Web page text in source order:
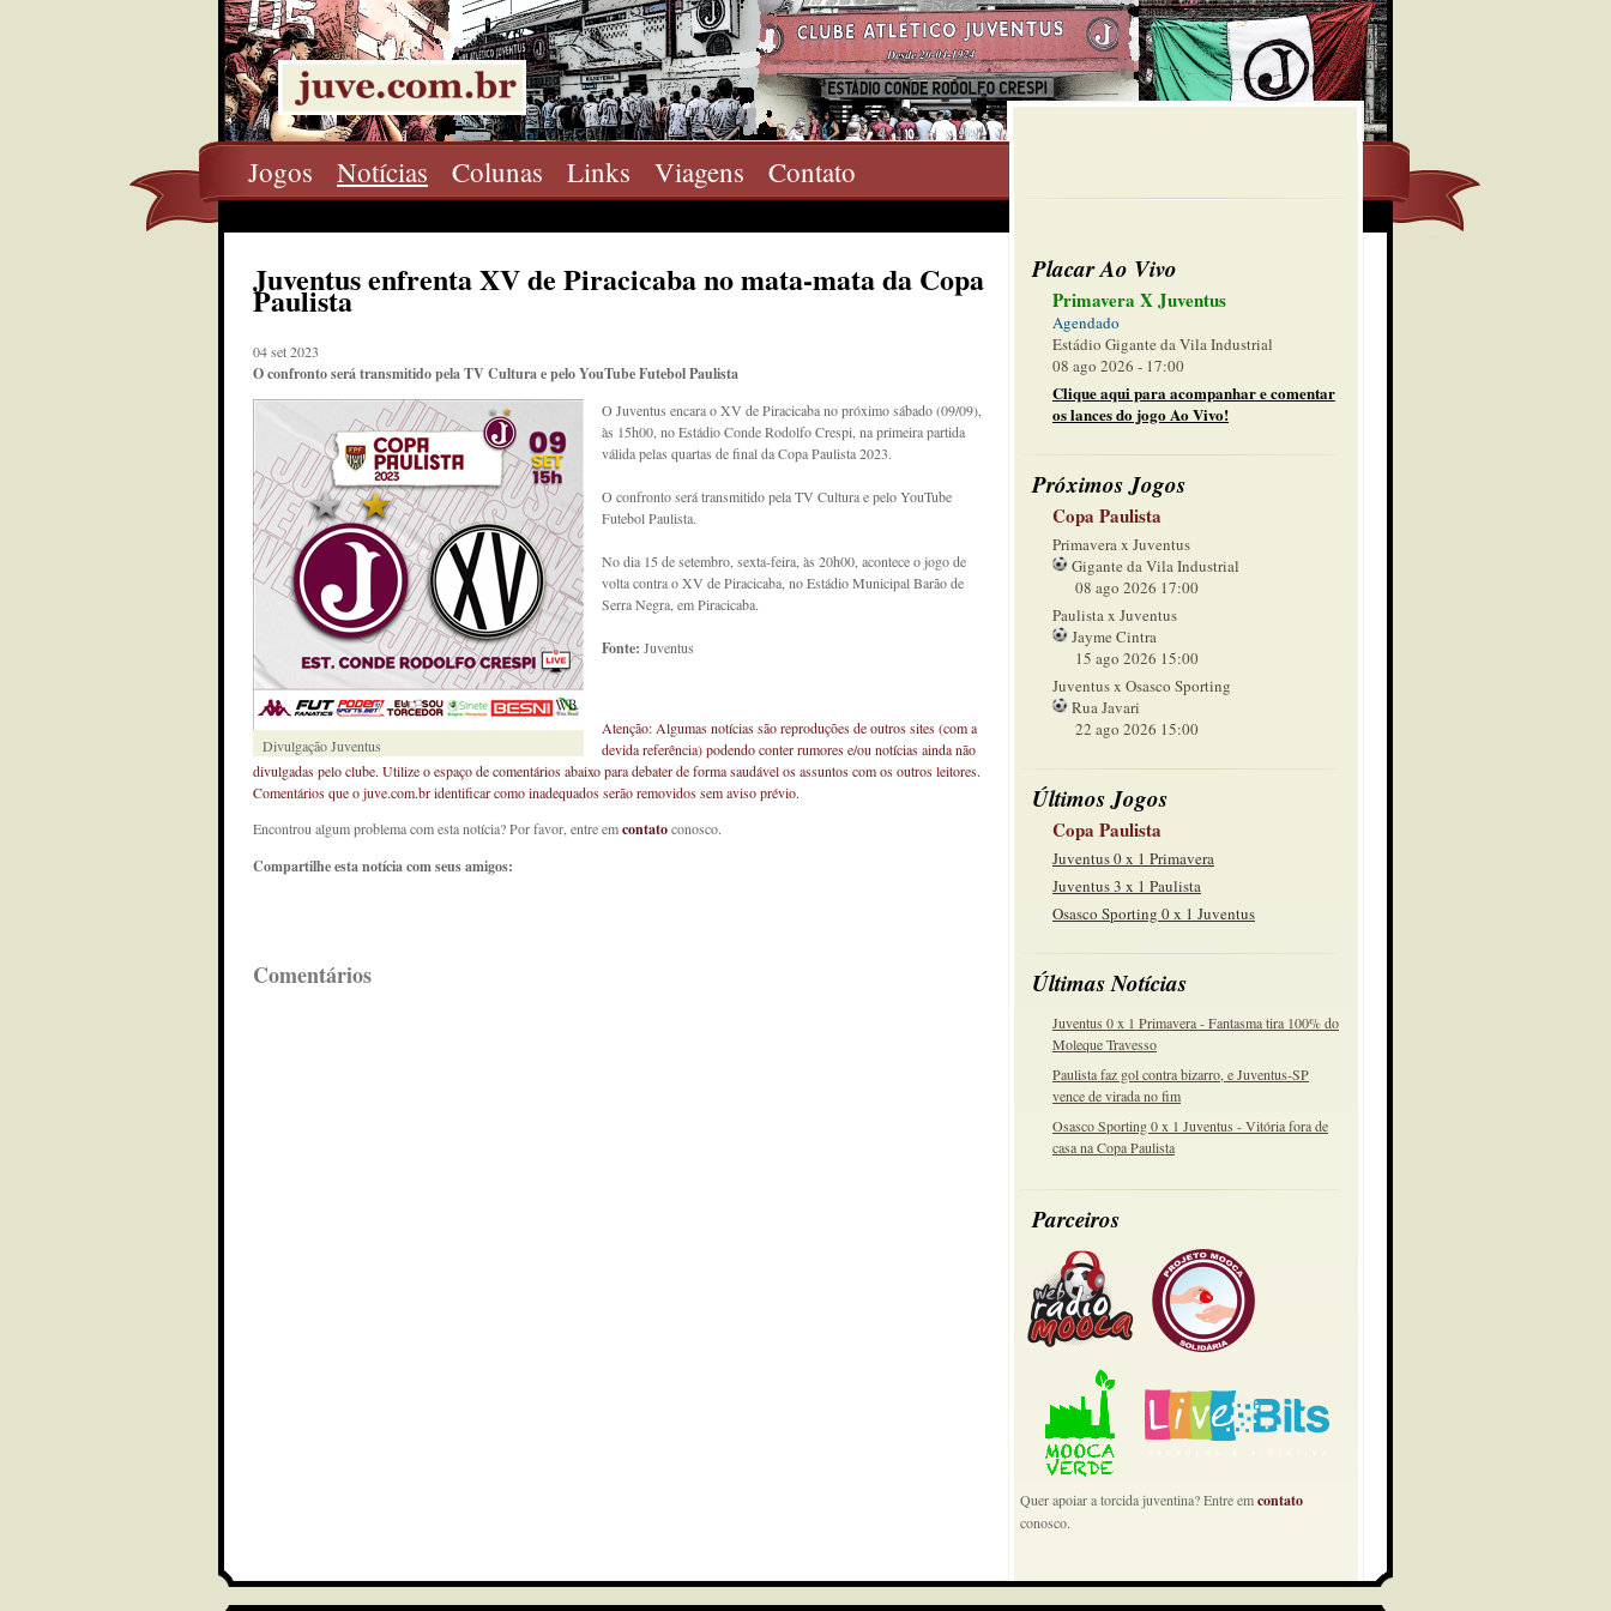
Jogos Notícias Colunas Links Viagens Contato
Placar Ao Vivo
Primavera X Juventus
Agendado
Estádio Gigante da Vila Industrial
08 ago 2026 - 17:00
Clique aqui para acompanhar e comentar
os lances do jogo Ao Vivo!
Próximos Jogos
Copa Paulista
Primavera x Juventus
Gigante da Vila Industrial
08 ago 2026 17:00
Paulista x Juventus
Jayme Cintra
15 ago 2026 15:00
Juventus x Osasco Sporting
Rua Javari
22 ago 2026 15:00
Últimos Jogos
Copa Paulista
Juventus 0 x 1 Primavera
Juventus 3 x 1 Paulista
Osasco Sporting 0 x 1 Juventus
Últimas Notícias
Juventus 0 x 1 Primavera - Fantasma tira 100% do
Moleque Travesso
Paulista faz gol contra bizarro, e Juventus-SP
vence de virada no fim
Osasco Sporting 0 x 1 Juventus - Vitória fora de
casa na Copa Paulista
Parceiros
Quer apoiar a torcida juventina? Entre emcontato
conosco.
Juventus enfrenta XV de Piracicaba no mata-mata da Copa
Paulista
04 set 2023
O confronto será transmitido pela TV Cultura e pelo YouTube Futebol Paulista
Divulgação Juventus
O Juventus encara o XV de Piracicaba no próximo sábado (09/09),
às 15h00, no Estádio Conde Rodolfo Crespi, na primeira partida
válida pelas quartas de final da Copa Paulista 2023.
O confronto será transmitido pela TV Cultura e pelo YouTube
Futebol Paulista.
No dia 15 de setembro, sexta-feira, às 20h00, acontece o jogo de
volta contra o XV de Piracicaba, no Estádio Municipal Barão de
Serra Negra, em Piracicaba.
Fonte: Juventus
Atenção: Algumas notícias são reproduções de outros sites (com a
devida referência) podendo conter rumores e/ou notícias ainda não
divulgadas pelo clube. Utilize o espaço de comentários abaixo para debater de forma saudável os assuntos com os outros leitores.
Comentários que o juve.com.br identificar como inadequados serão removidos sem aviso prévio.
Encontrou algum problema com esta notícia? Por favor, entre emcontatoconosco.
Compartilhe esta notícia com seus amigos:
Comentários